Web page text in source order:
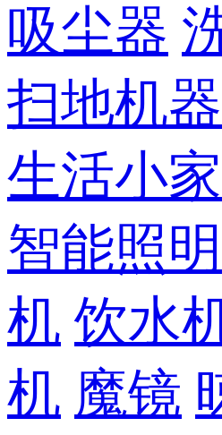
吸尘器
扫地机
生活小
智能照明
机 饮水
机 魔镜